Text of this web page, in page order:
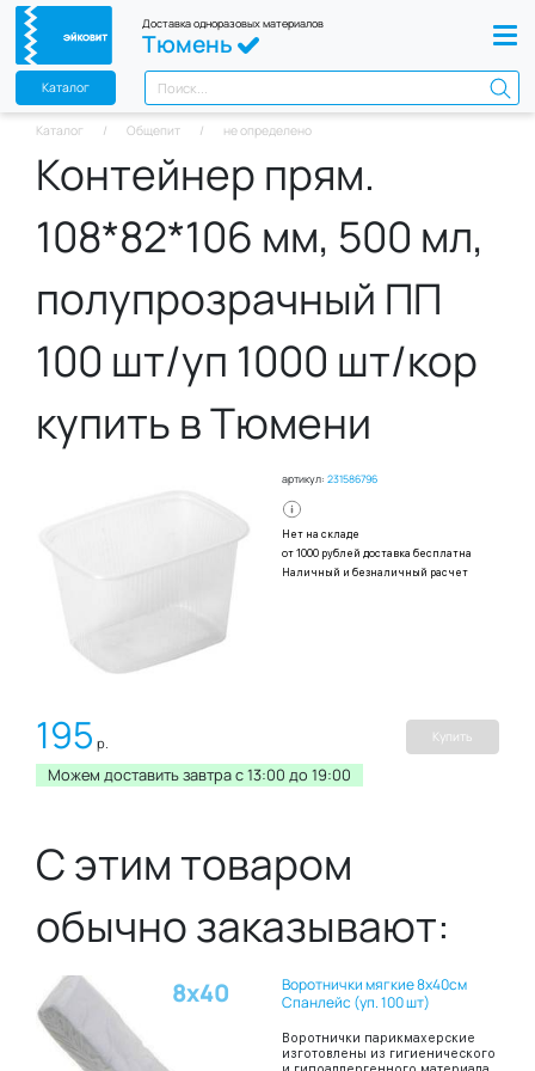
Доставка одноразовых материалов
Тюмень
Каталог
Каталог Общепит не определено
Контейнер прям.
108*82*106 мм, 500 мл,
полупрозрачный ПП
100 шт/уп 1000 шт/кор
купить в Тюмени
артикул: 231586796
Нет на складе
от 1000 рублей доставка бесплатна
Наличный и безналичный расчет
195 р. Купить
Можем доставить завтра c 13:00 до 19:00
С этим товаром
обычно заказывают:
8х40
Воротнички мягкие 8х40см
Спанлейс (уп. 100 шт)
Воротнички парикмахерские
изготовлены из гигиенического